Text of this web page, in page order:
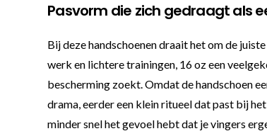
Pasvorm die zich gedraagt als
Bij deze handschoenen draait het om de
werk en lichtere trainingen, 16 oz een
bescherming zoekt. Omdat de handschoen
drama, eerder een klein ritueel dat past bij
minder snel het gevoel hebt dat je vingers